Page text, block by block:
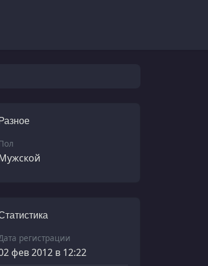
Разное
регистрации
фев 2012 в 12:22